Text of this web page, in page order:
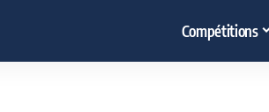
Compétitions